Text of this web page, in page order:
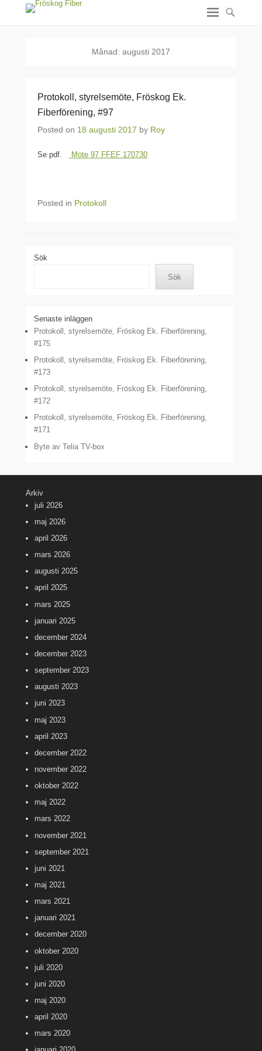
Månad: augusti 2017
Protokoll, styrelsemöte, Fröskog Ek.
Fiberförening, #97
Posted on 18 augusti 2017 by Roy
Se pdf. Möte 97 FFEF 170730
Posted in Protokoll
Sök
Sök
Senaste inläggen
Protokoll, styrelsemöte, Fröskog Ek. Fiberförening,
#175
Protokoll, styrelsemöte, Fröskog Ek. Fiberförening,
#173
Protokoll, styrelsemöte, Fröskog Ek. Fiberförening,
#172
Protokoll, styrelsemöte, Fröskog Ek. Fiberförening,
#171
Byte av Telia TV-box
Arkiv
juli 2026
maj 2026
april 2026
mars 2026
augusti 2025
april 2025
mars 2025
januari 2025
december 2024
december 2023
september 2023
augusti 2023
juni 2023
maj 2023
april 2023
december 2022
november 2022
oktober 2022
maj 2022
mars 2022
november 2021
september 2021
juni 2021
maj 2021
mars 2021
januari 2021
december 2020
oktober 2020
juli 2020
juni 2020
maj 2020
april 2020
mars 2020